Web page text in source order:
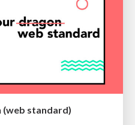
standard)